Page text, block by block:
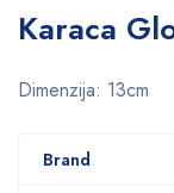
Karaca
Dimenzija: 13cm
Brand